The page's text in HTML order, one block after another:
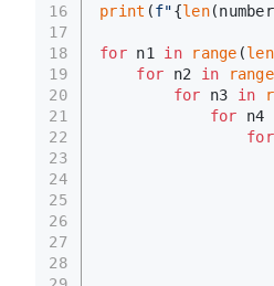
16
17
18
19
20
21
22
23
24
25
26
27
28
print (f"{len
for n1 in range (len
for n2 in range
for n3 in
for n4
for